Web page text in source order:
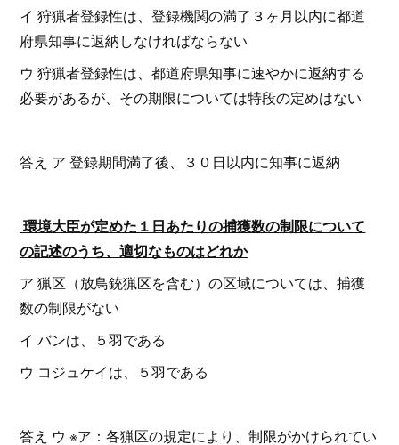
イ 狩猟者登録性は、登録機関の満了３ヶ月以内に都道
府県知事に返納しなければならない
ウ 狩猟者登録性は、都道府県知事に速やかに返納する
必要があるが、その期限については特段の定めはない
答え ア 登録期間満了後、３０日以内に知事に返納
環境大臣が定めた１日あたりの捕獲数の制限について
の記述のうち、適切なものはどれか
ア 猟区（放鳥銃猟区を含む）の区域については、捕獲
数の制限がない
イ バンは、５羽である
ウ コジュケイは、５羽である
答え ウ ※ア：各猟区の規定により、制限がかけられてい